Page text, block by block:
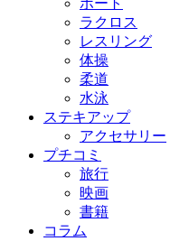
ボート
ラクロス
レスリング
体操
柔道
水泳
ステキアップ
アクセサリー
プチコミ
旅行
映画
書籍
コラム